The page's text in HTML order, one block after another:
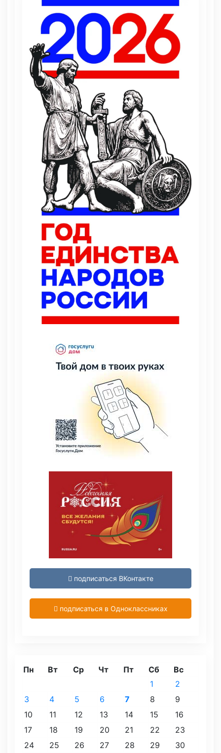
подписаться ВКонтакте
подписаться в Одноклассниках
Пн Вт Ср Чт Пт Сб
Вс
1
2
3
4 5 6 7 8
9
10
11 12 13 14 15
16
17
18 19 20 21 22
23
24
25 26 27 28 29 30